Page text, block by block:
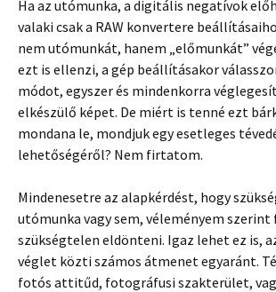
Ha az utómunka, a digitális negatívok
valaki csak a RAW konvertere
nem utómunkát, hanem „előmunkát”
ezt is ellenzi, a gép beállításakor
módot, egyszer és mindenkorra
elkészülő képet. De miért is tenné ezt
mondana le, mondjuk egy esetleges
lehetőségéről? Nem firtatom.
Mindenesetre az alapkérdést, hogy
utómunka vagy sem, véleményem szerint
szükségtelen eldönteni. Igaz lehet ez is,
véglet közti számos átmenet egyaránt.
fotós attitűd, fotográfusi szakterület,